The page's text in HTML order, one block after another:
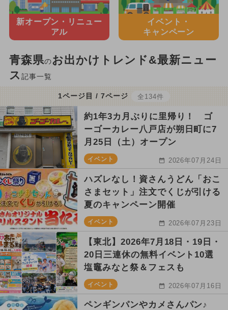
新オープン・ リニュー
アル
イベント・
キャンペーン
青森県のお出かけトレンド&最新ニュー
ス 記事一覧
1ページ目 / 7ページ 全134件
約1年3カ月ぶりに里帰り！ ゴ
ーゴーカレー八戸店が朔日町に7
月25日（土）オープン
イベント 2026年07月24日
ハズレなし！資さんうどん「おこ
さまセット」注文でくじが引ける
夏のキャンペーン開催
イベント 2026年07月23日
【東北】2026年7月18日・19日・
20日三連休の無料イベント10選
塩竈みなと祭＆フェスも
イベント 2026年07月16日
ペンギンパンやカメさんパン♪